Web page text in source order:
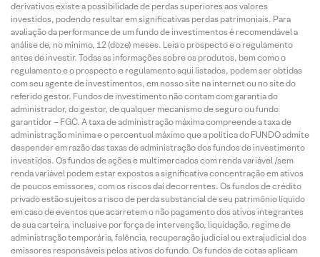
derivativos existe a possibilidade de perdas superiores aos valores
investidos, podendo resultar em significativas perdas patrimoniais. Para
avaliação da performance de um fundo de investimentos é recomendável a
análise de, no mínimo, 12 (doze) meses. Leia o prospecto e o regulamento
antes de investir. Todas as informações sobre os produtos, bem como o
regulamento e o prospecto e regulamento aqui listados, podem ser obtidas
com seu agente de investimentos, em nosso site na internet ou no site do
referido gestor. Fundos de investimento não contam com garantia do
administrador, do gestor, de qualquer mecanismo de seguro ou fundo
garantidor – FGC. A taxa de administração máxima compreende a taxa de
administração mínima e o percentual máximo que a política do FUNDO admite
despender em razão das taxas de administração dos fundos de investimento
investidos. Os fundos de ações e multimercados com renda variável /sem
renda variável podem estar expostos a significativa concentração em ativos
de poucos emissores, com os riscos daí decorrentes. Os fundos de crédito
privado estão sujeitos a risco de perda substancial de seu patrimônio líquido
em caso de eventos que acarretem o não pagamento dos ativos integrantes
de sua carteira, inclusive por força de intervenção, liquidação, regime de
administração temporária, falência, recuperação judicial ou extrajudicial dos
emissores responsáveis pelos ativos do fundo. Os fundos de cotas aplicam